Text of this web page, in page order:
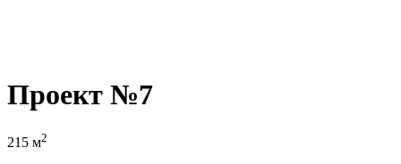
Проект №7
215 м2